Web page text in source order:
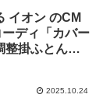
イオン のCM
ディ「カバー
整掛ふとん」
2025.10.24